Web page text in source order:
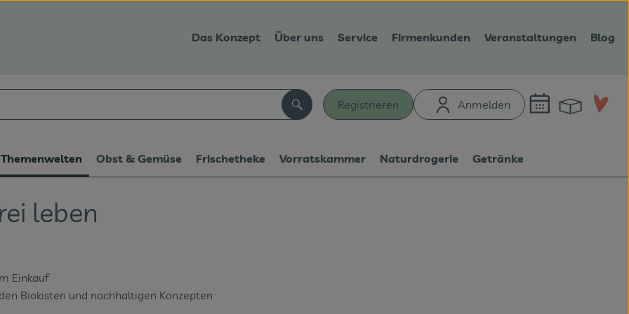
Das Konzept Über uns Service Firmenkunden Veranstaltungen Blog
Registrieren Anmelden
Suchen
Themenwelten Obst & Gemüse Frischetheke Vorratskammer Naturdrogerie Getränke
leben
Einkauf
Biokisten und nachhaltigen Konzepten